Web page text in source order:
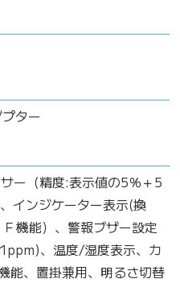
ター
ー（精度:表示値の5％＋5
インジケーター表示(換
機能）、警報ブザー設定
、温度/湿度表示、カ
能、置掛兼用、明るさ切替